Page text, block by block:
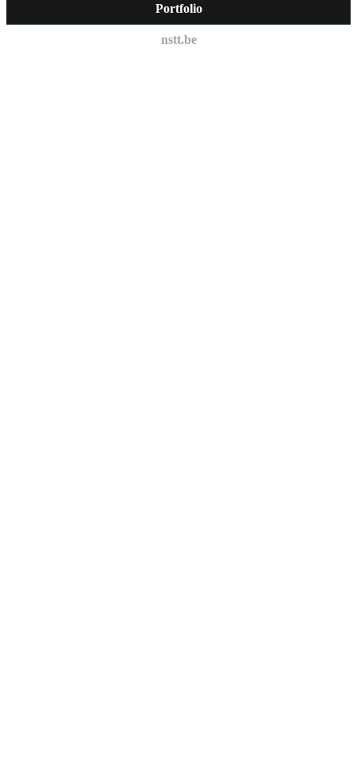
Portfolio
nstt.be